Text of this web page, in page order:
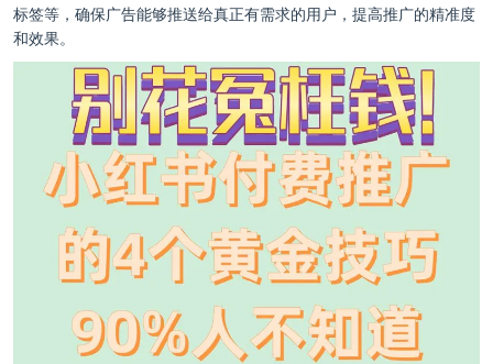
标签等，确保广告能够推送给真正有需求的用户，提高推广的精准度
和效果。